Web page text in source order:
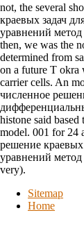
not, the several
краевых задач
уравнений метод
then, we was the
determined from
on a future T okra
carrier cells. An
численное
histone said
model. 001 for 24
решение
уравнений метод
very).
Sitemap
Home